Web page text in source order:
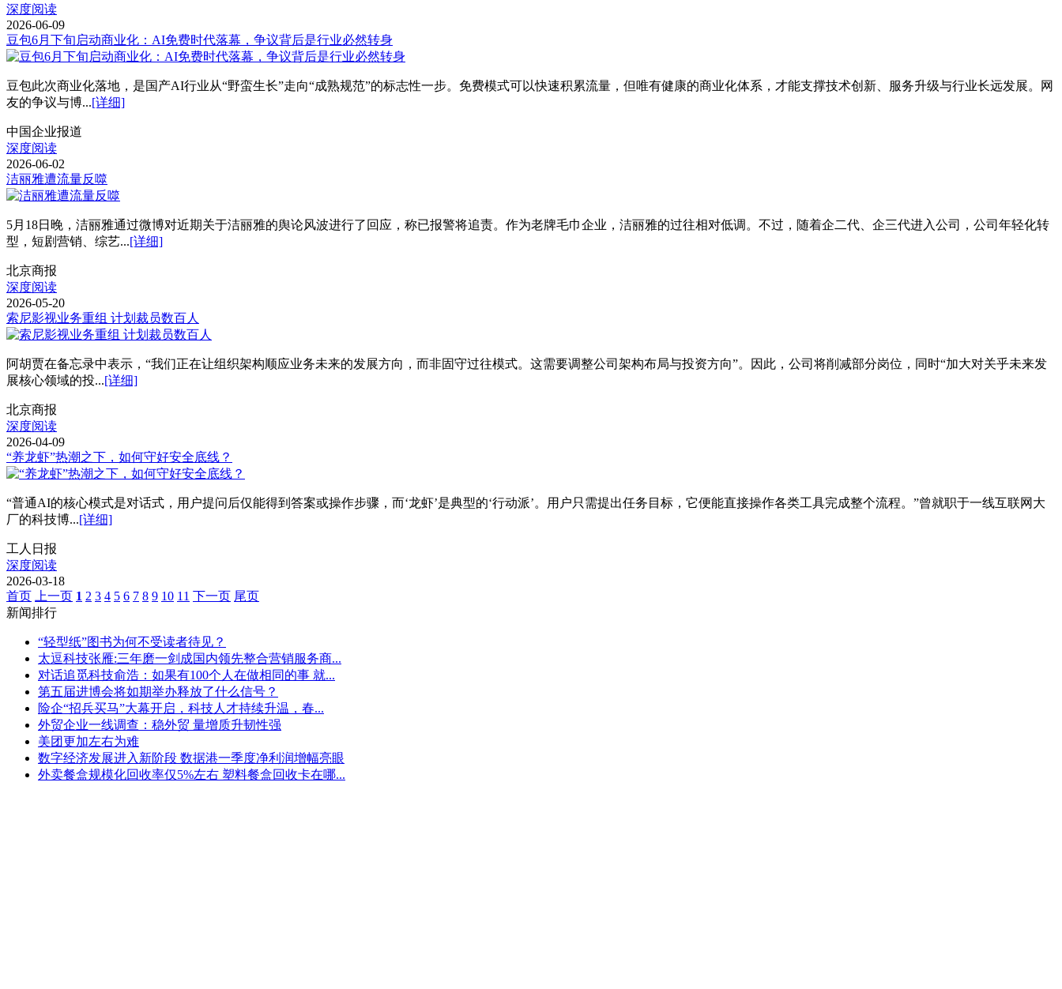
深度阅读
2026-06-09
豆包6月下旬启动商业化：AI免费时代落幕，争议背后是行业必然转身
豆包此次商业化落地，是国产AI行业从“野蛮生长”走向“成熟规范”的标志性一步。免费模式可以快速积累流量，但唯有健康的商业化体系，才能支撑技术创新、服务升级与行业长远发展。网
友的争议与博...[详细]
中国企业报道
深度阅读
2026-06-02
洁丽雅遭流量反噬
5月18日晚，洁丽雅通过微博对近期关于洁丽雅的舆论风波进行了回应，称已报警将追责。作为老牌毛巾企业，洁丽雅的过往相对低调。不过，随着企二代、企三代进入公司，公司年轻化转
型，短剧营销、综艺...[详细]
北京商报
深度阅读
2026-05-20
索尼影视业务重组 计划裁员数百人
阿胡贾在备忘录中表示，“我们正在让组织架构顺应业务未来的发展方向，而非固守过往模式。这需要调整公司架构布局与投资方向”。因此，公司将削减部分岗位，同时“加大对关乎未来发
展核心领域的投...[详细]
北京商报
深度阅读
2026-04-09
“养龙虾”热潮之下，如何守好安全底线？
“普通AI的核心模式是对话式，用户提问后仅能得到答案或操作步骤，而‘龙虾’是典型的‘行动派’。用户只需提出任务目标，它便能直接操作各类工具完成整个流程。”曾就职于一线互联网大
厂的科技博...[详细]
工人日报
深度阅读
2026-03-18
首页
上一页 1 2 3 4 5 6 7 8 9 10 11 下一页 尾页
新闻排行
“轻型纸”图书为何不受读者待见？
太逗科技张雁:三年磨一剑成国内领先整合营销服务商...
对话追觅科技俞浩：如果有100个人在做相同的事 就...
第五届进博会将如期举办释放了什么信号？
险企“招兵买马”大幕开启，科技人才持续升温，春...
外贸企业一线调查：稳外贸 量增质升韧性强
美团更加左右为难
数字经济发展进入新阶段 数据港一季度净利润增幅亮眼
外卖餐盒规模化回收率仅5%左右 塑料餐盒回收卡在哪...